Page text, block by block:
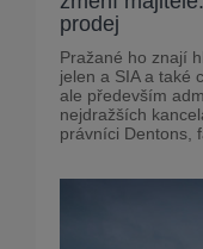
prodej
Pražané ho znají
jelen a SIA a také
ale především
nejdražších
právníci Dentons,